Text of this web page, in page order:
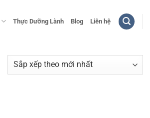
Thực Dưỡng Lành Blog Liên hệ